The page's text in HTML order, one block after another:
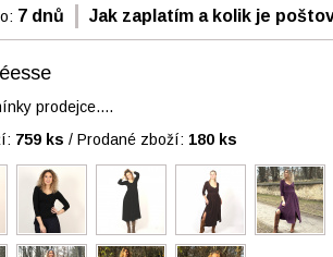
7 dnů Jak zaplatím a kolik je
prodejce....
759 ks / Prodané zboží: 180 ks